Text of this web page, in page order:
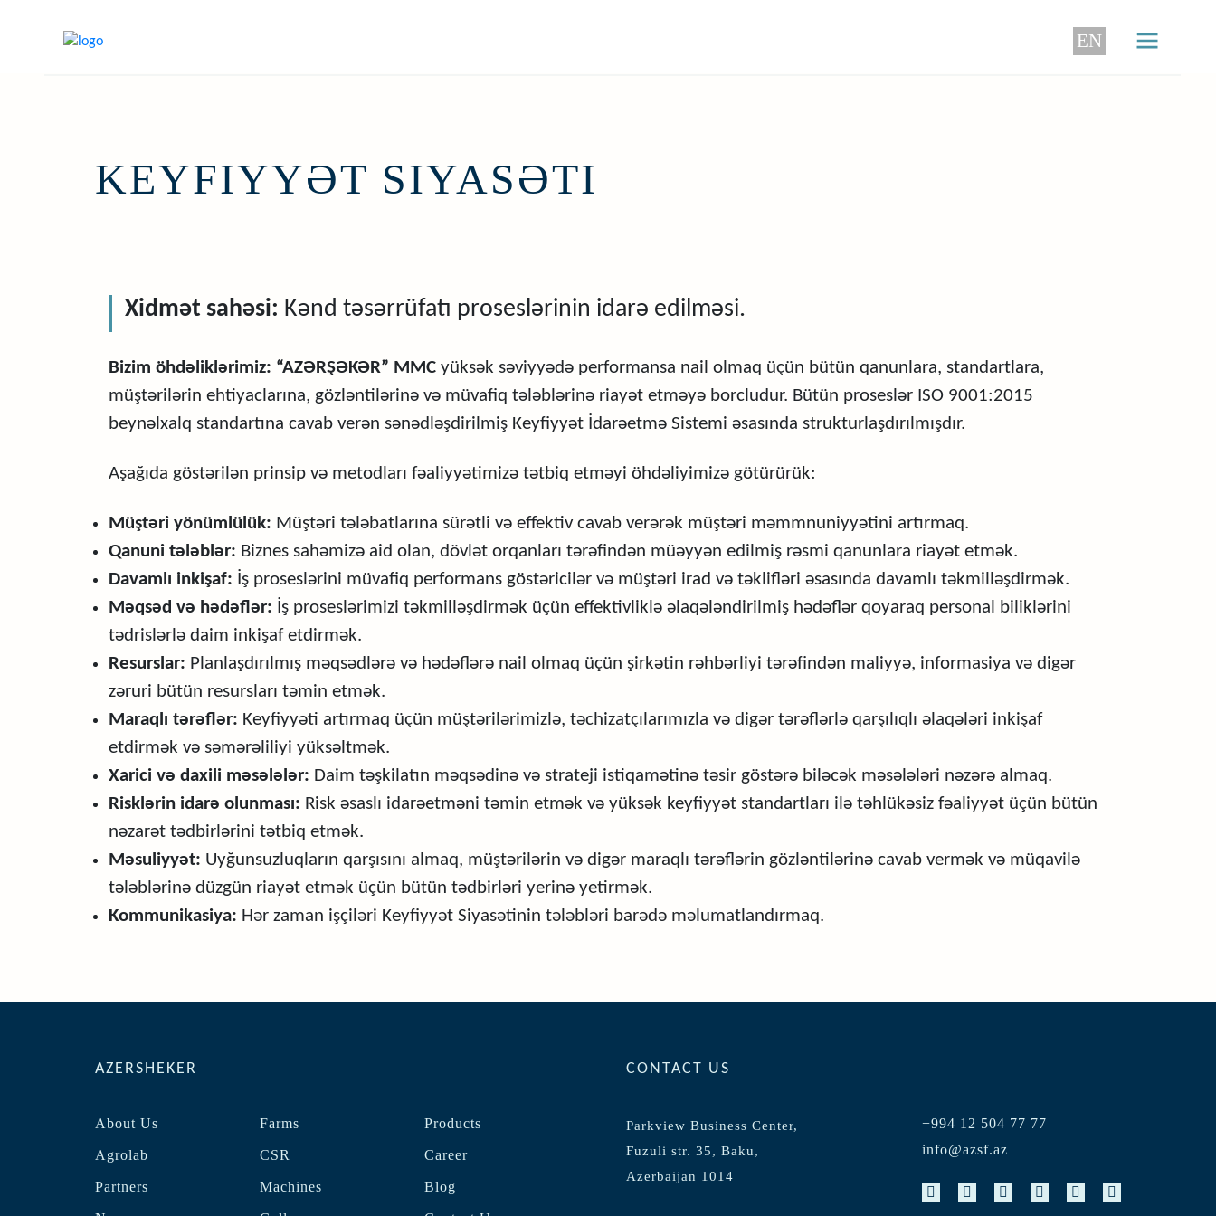
EN
KEYFIYYƏT SIYASƏTI
Xidmət sahəsi: Kənd təsərrüfatı proseslərinin idarə edilməsi.
Bizim öhdəliklərimiz: “AZƏRŞƏKƏR” MMC yüksək səviyyədə performansa nail olmaq üçün bütün qanunlara, standartlara,
müştərilərin ehtiyaclarına, gözləntilərinə və müvafiq tələblərinə riayət etməyə borcludur. Bütün proseslər ISO 9001:2015
beynəlxalq standartına cavab verən sənədləşdirilmiş Keyfiyyət İdarəetmə Sistemi əsasında strukturlaşdırılmışdır.
Aşağıda göstərilən prinsip və metodları fəaliyyətimizə tətbiq etməyi öhdəliyimizə götürürük:
Müştəri yönümlülük: Müştəri tələbatlarına sürətli və effektiv cavab verərək müştəri məmmnuniyyətini artırmaq.
Qanuni tələblər: Biznes sahəmizə aid olan, dövlət orqanları tərəfindən müəyyən edilmiş rəsmi qanunlara riayət etmək.
Davamlı inkişaf: İş proseslərini müvafiq performans göstəricilər və müştəri irad və təklifləri əsasında davamlı təkmilləşdirmək.
Məqsəd və hədəflər: İş proseslərimizi təkmilləşdirmək üçün effektivliklə əlaqələndirilmiş hədəflər qoyaraq personal biliklərini
tədrislərlə daim inkişaf etdirmək.
Resurslar: Planlaşdırılmış məqsədlərə və hədəflərə nail olmaq üçün şirkətin rəhbərliyi tərəfindən maliyyə, informasiya və digər
zəruri bütün resursları təmin etmək.
Maraqlı tərəflər: Keyfiyyəti artırmaq üçün müştərilərimizlə, təchizatçılarımızla və digər tərəflərlə qarşılıqlı əlaqələri inkişaf
etdirmək və səmərəliliyi yüksəltmək.
Xarici və daxili məsələlər: Daim təşkilatın məqsədinə və strateji istiqamətinə təsir göstərə biləcək məsələləri nəzərə almaq.
Risklərin idarə olunması: Risk əsaslı idarəetməni təmin etmək və yüksək keyfiyyət standartları ilə təhlükəsiz fəaliyyət üçün bütün
nəzarət tədbirlərini tətbiq etmək.
Məsuliyyət: Uyğunsuzluqların qarşısını almaq, müştərilərin və digər maraqlı tərəflərin gözləntilərinə cavab vermək və müqavilə
tələblərinə düzgün riayət etmək üçün bütün tədbirləri yerinə yetirmək.
Kommunikasiya: Hər zaman işçiləri Keyfiyyət Siyasətinin tələbləri barədə məlumatlandırmaq.
AZERSHEKER
About Us Farms Products
Agrolab CSR Career
Partners Machines Blog
CONTACT US
Parkview Business Center,
Fuzuli str. 35, Baku,
Azerbaijan 1014
+994 12 504 77 77
info@azsf.az